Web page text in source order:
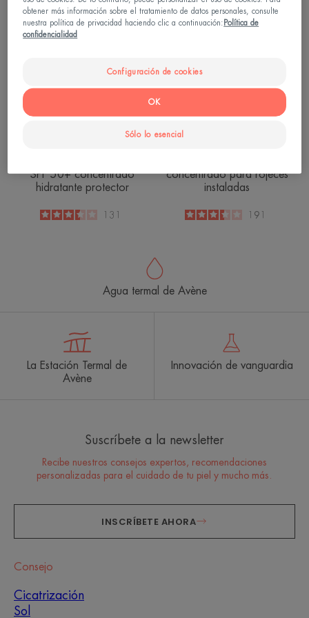
SPF
50+
protector
SPF 50+ concentrado
hidratante protector
3.5
/5131
concentrado
para
concentrado para rojeces
instaladas
3.4
/5191
Agua termal de Avène
La Estación Termal de
Avène
Innovación de vanguardia
Suscríbete a la newsletter
Recibe nuestros consejos expertos, recomendaciones
personalizadas para el cuidado de tu piel y mucho más.
INSCRÍBETE AHORA
Consejo
Cicatrización
Sol
obtener más información sobre el tratamiento de datos personales, consulte
nuestra política de privacidad haciendo clic a continuación: Política de
confidencialidad
Configuración de cookies
Sólo lo esencial
OK